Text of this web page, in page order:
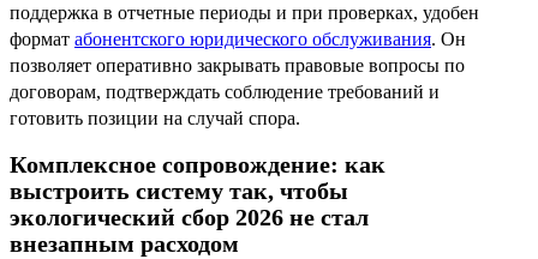
поддержка в отчетные периоды и при проверках, удобен
формат абонентского юридического обслуживания. Он
позволяет оперативно закрывать правовые вопросы по
договорам, подтверждать соблюдение требований и
готовить позиции на случай спора.
Комплексное сопровождение: как
выстроить систему так, чтобы
экологический сбор 2026 не стал
внезапным расходом